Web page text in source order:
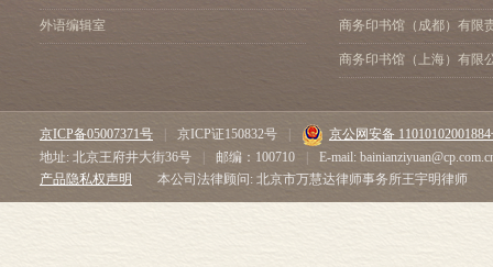
外语编辑室 商务印书馆（成都）有限
商务印书馆（上海）有限
京ICP备05007371号 京ICP证150832号
京公网安备
地址: 北京王府井大街36号
邮编：100710
E-mail:
产品隐私权声明
本公司法律顾问: 北京市万慧达律师事务所王宇明律师